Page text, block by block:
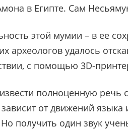
в Египте. Сам
этой мумии – в ее
археологов удалось
с помощью 3D-
полноценную речь
от движений языка
Но получить один звук